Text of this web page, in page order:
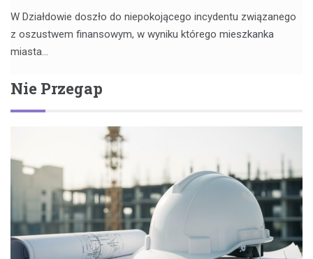
W Działdowie doszło do niepokojącego incydentu związanego
z oszustwem finansowym, w wyniku którego mieszkanka
miasta…
Nie Przegap